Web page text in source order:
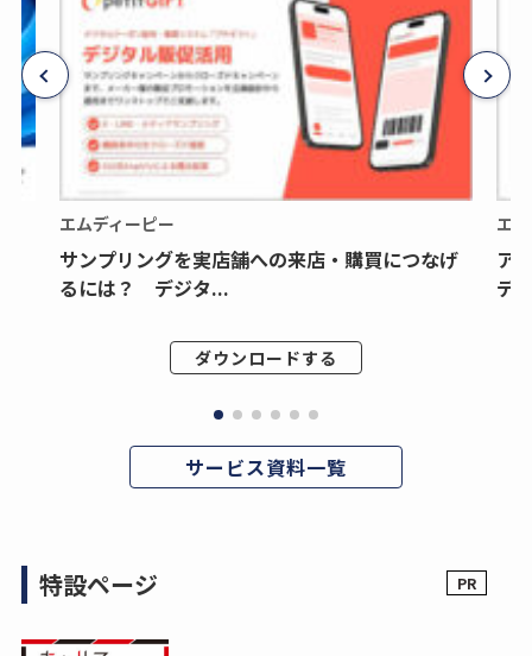
エムディーピー
サンプリングを実店舗への来店・購買につなげ
るには？ デジタ...
ダウンロードする
エ
ア
デ
サービス資料一覧
特設ページ